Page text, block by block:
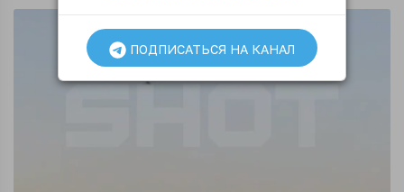
ПОДПИСАТЬСЯ НА КАНАЛ